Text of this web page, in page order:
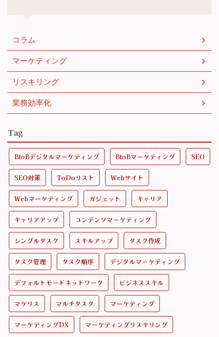
コラム
マーケティング
リスキリング
業務効率化
Tag
BtoBデジタルマーケティング BtoBマーケティング SEO
SEO対策 ToDoリスト Webサイト
Webマーケティング ガジェット キャリア
キャリアアップ コンテンツマーケティング
シングルタスク スキルアップ タスク作成
タスク管理 タスク順序 デジタルマーケティング
デフォルトモードネットワーク ビジネススキル
マケリス マルチタスク マーケティング
マーケティングDX マーケティングリスキリング